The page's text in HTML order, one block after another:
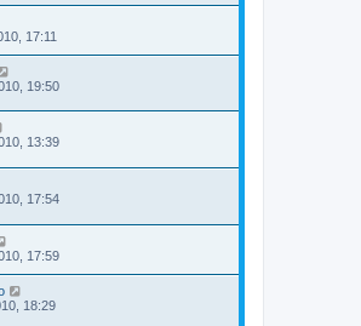
17:11
19:50
13:39
17:54
17:59
18:29